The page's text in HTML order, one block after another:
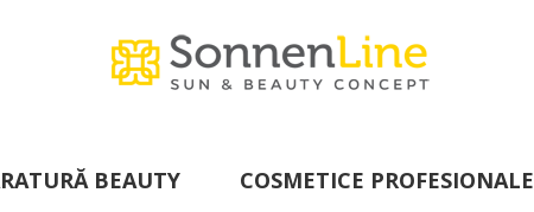
BEAUTY COSMETICE PROFESIONALE